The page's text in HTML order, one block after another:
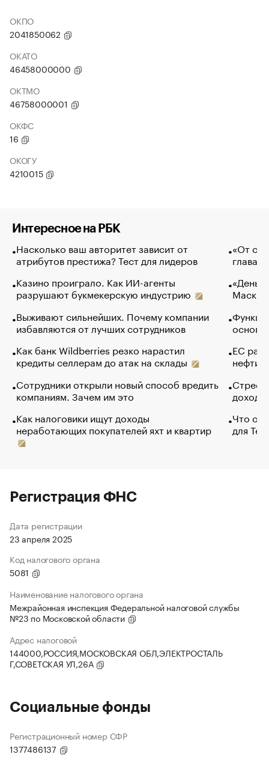
ОКПО
2041850062
ОКАТО
46458000000
ОКТМО
46758000001
ОКФС
16
ОКОГУ
4210015
Интересное на РБК
Насколько ваш авторитет зависит от
атрибутов престижа? Тест для лидеров
Казино проиграло. Как ИИ-агенты
разрушают букмекерскую индустрию
Выживают сильнейших. Почему компании
избавляются от лучших сотрудников
Как банк Wildberries резко нарастил
кредиты селлерам до атак на склады
Сотрудники открыли новый способ вредить
компаниям. Зачем им это
Как налоговики ищут доходы
неработающих покупателей яхт и квартир
«От
глава
Маск в
основ
ЕС
нефти
Что
для
Регистрация ФНС
Дата регистрации
23 апреля 2025
Код налогового органа
5081
Наименование налогового органа
Межрайонная инспекция Федеральной налоговой службы
№23 по Московской области
Адрес налоговой
144000,РОССИЯ,МОСКОВСКАЯ ОБЛ,ЭЛЕКТРОСТАЛЬ
Г,СОВЕТСКАЯ УЛ,26А
Социальные фонды
Регистрационный номер СФР
1377486137